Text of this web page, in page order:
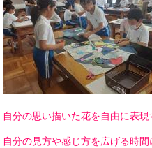
自分の思い描いた花を自由に表
自分の見方や感じ方を広げる時間